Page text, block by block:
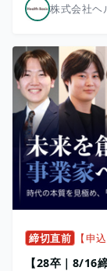
株式会社ヘ
締切直前 【申
【28卒｜8/16